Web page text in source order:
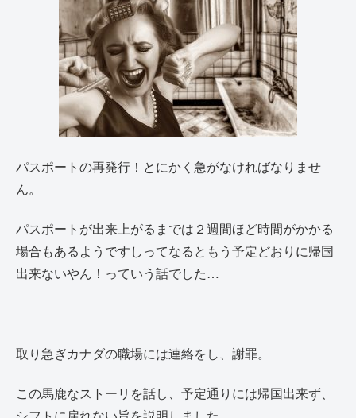
パスポートの再発行！とにかく急がなければなりませ
ん。
パスポートが出来上がるまでは２週間ほど時間がかかる
場合もあるようですしってなるともう予定どおりに帰国
出来ないやん！っていう話でした…
取り急ぎカナダの職場には連絡をし、謝罪。
この馬鹿なストーリを話し、予定通りには帰国出来ず、